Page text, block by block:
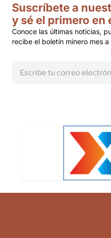
Suscríbete a
y sé el primero
Conoce las últimas noticias,
recibe el boletín minero mes a